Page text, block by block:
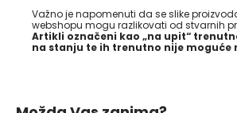
Važno je napomenuti da se slike
webshopu mogu razlikovati od stvarnih
Artikli označeni kao „na upit“
na stanju te ih trenutno nije moguće